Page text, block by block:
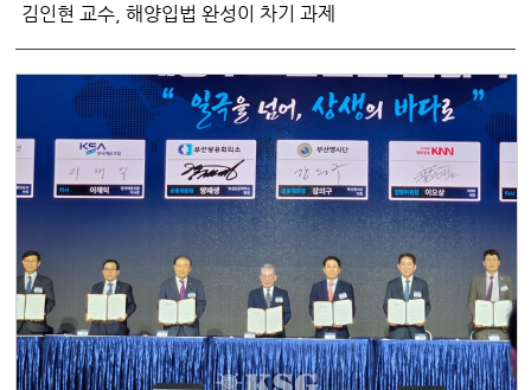
김인현 교수, 해양입법 완성이 차기 과제